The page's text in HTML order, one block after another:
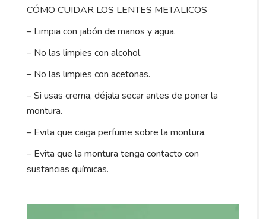
CÓMO CUIDAR LOS LENTES METALICOS
– Limpia con jabón de manos y agua.
– No las limpies con alcohol.
– No las limpies con acetonas.
– Si usas crema, déjala secar antes de poner la
montura.
– Evita que caiga perfume sobre la montura.
– Evita que la montura tenga contacto con
sustancias químicas.